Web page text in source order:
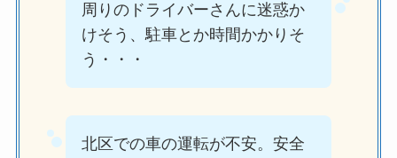
周りのドライバーさんに迷惑か
けそう、駐車とか時間かかりそ
う・・・
北区での車の運転が不安。安全